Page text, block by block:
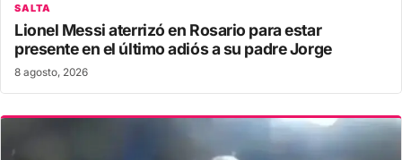
SALTA
Lionel Messi aterrizó en Rosario para estar
presente en el último adiós a su padre Jorge
8 agosto, 2026